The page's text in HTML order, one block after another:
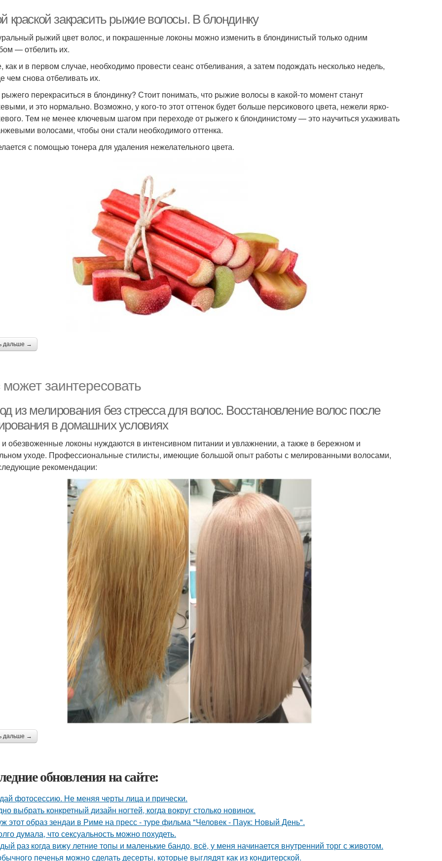
краской закрасить рыжие волосы. В блондинку
рыжий цвет волос, и покрашенные локоны можно изменить в блондинистый только одним
— отбелить их.
как и в первом случае, необходимо провести сеанс отбеливания, а затем подождать несколько недель,
чем снова отбеливать их.
рыжего перекраситься в блондинку? Стоит понимать, что рыжие волосы в какой-то момент станут
и это нормально. Возможно, у кого-то этот оттенок будет больше персикового цвета, нежели ярко-
Тем не менее ключевым шагом при переходе от рыжего к блондинистому — это научиться ухаживать
волосами, чтобы они стали необходимого оттенка.
с помощью тонера для удаления нежелательного цвета.
дальше →
заинтересовать
из мелирования без стресса для волос. Восстановление волос после
в домашних условиях
обезвоженные локоны нуждаются в интенсивном питании и увлажнении, а также в бережном и
уходе. Профессиональные стилисты, имеющие большой опыт работы с мелированными волосами,
рекомендации:
дальше →
обновления на сайте:
фотосессию. Не меняя черты лица и прически.
выбрать конкретный дизайн ногтей, когда вокруг столько новинок.
этот образ зендаи в Риме на пресс - туре фильма "Человек - Паук: Новый День".
думала, что сексуальность можно похудеть.
раз когда вижу летние топы и маленькие бандо, всё, у меня начинается внутренний торг с животом.
печенья можно сделать десерты, которые выглядят как из кондитерской.